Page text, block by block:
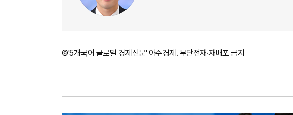
©'5개국어 글로벌 경제신문' 아주경제. 무단전재·재배포 금지